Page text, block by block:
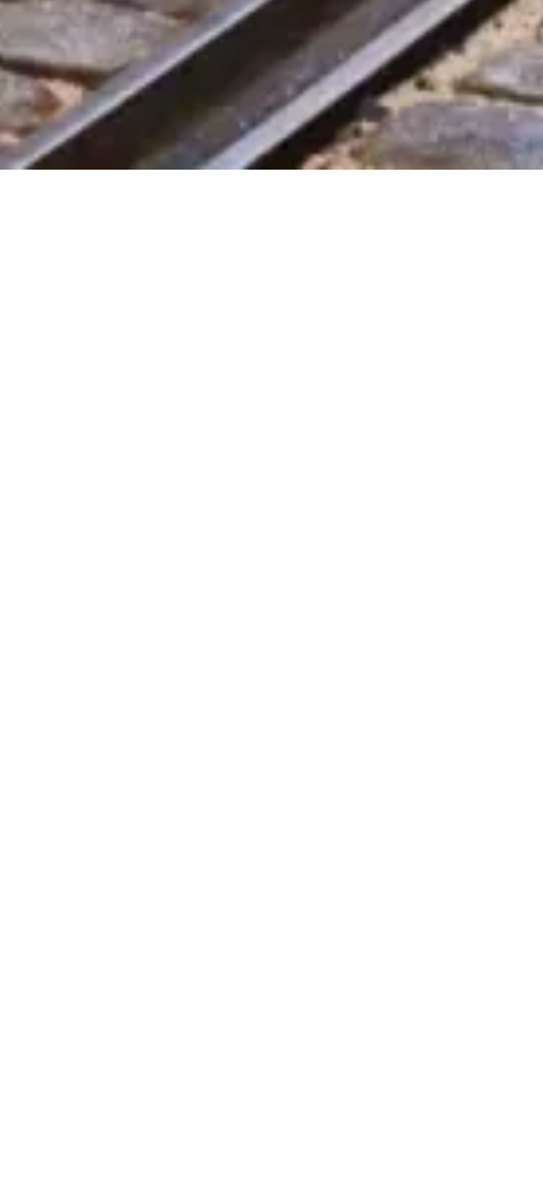
tutkuyu paylaşan biri tarafından ❤️ ile hazırlandı.
Lizbon Turist Kartı için kişisel rehberiniz. Biletler, ziyaret saatleri ve
daha fazlası hakkında her şeyi sorabilirsiniz!
💬